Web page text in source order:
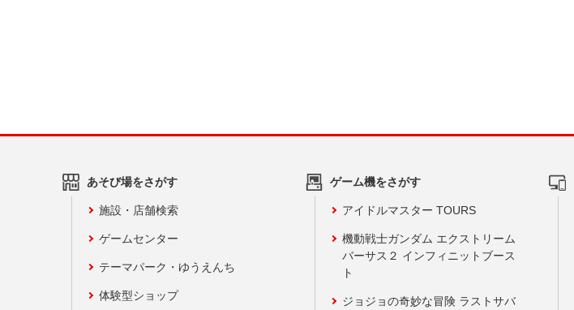
あそび場をさがす
施設・店舗検索
ゲームセンター
テーマパーク・ゆうえんち
体験型ショップ
ゲーム機をさがす
アイドルマスター TOURS
機動戦士ガンダム エクストリーム
バーサス２ インフィニットブース
ト
ジョジョの奇妙な冒険 ラストサバ